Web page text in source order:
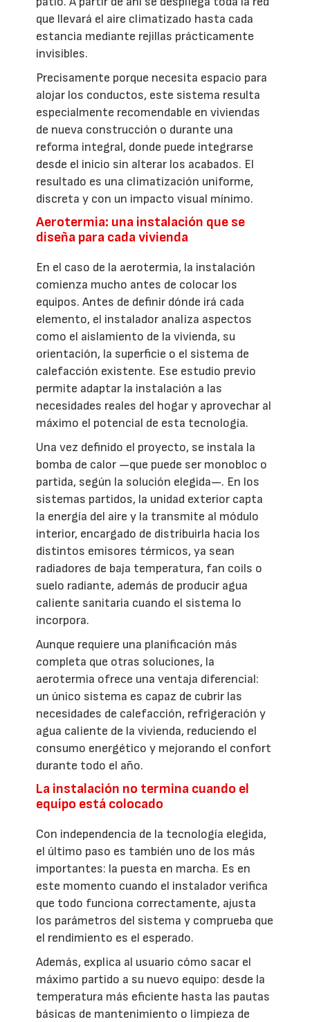
que llevará el aire climatizado hasta cada
estancia mediante rejillas prácticamente
invisibles.
Precisamente porque necesita espacio para
alojar los conductos, este sistema resulta
especialmente recomendable en viviendas
de nueva construcción o durante una
reforma integral, donde puede integrarse
desde el inicio sin alterar los acabados. El
resultado es una climatización uniforme,
discreta y con un impacto visual mínimo.
Aerotermia: una instalación que se
diseña para cada vivienda
En el caso de la aerotermia, la instalación
comienza mucho antes de colocar los
equipos. Antes de definir dónde irá cada
elemento, el instalador analiza aspectos
como el aislamiento de la vivienda, su
orientación, la superficie o el sistema de
calefacción existente. Ese estudio previo
permite adaptar la instalación a las
necesidades reales del hogar y aprovechar al
máximo el potencial de esta tecnología.
Una vez definido el proyecto, se instala la
bomba de calor —que puede ser monobloc o
partida, según la solución elegida—. En los
sistemas partidos, la unidad exterior capta
la energía del aire y la transmite al módulo
interior, encargado de distribuirla hacia los
distintos emisores térmicos, ya sean
radiadores de baja temperatura, fan coils o
suelo radiante, además de producir agua
caliente sanitaria cuando el sistema lo
incorpora.
Aunque requiere una planificación más
completa que otras soluciones, la
aerotermia ofrece una ventaja diferencial:
un único sistema es capaz de cubrir las
necesidades de calefacción, refrigeración y
agua caliente de la vivienda, reduciendo el
consumo energético y mejorando el confort
durante todo el año.
La instalación no termina cuando el
equipo está colocado
Con independencia de la tecnología elegida,
el último paso es también uno de los más
importantes: la puesta en marcha. Es en
este momento cuando el instalador verifica
que todo funciona correctamente, ajusta
los parámetros del sistema y comprueba que
el rendimiento es el esperado.
Además, explica al usuario cómo sacar el
máximo partido a su nuevo equipo: desde la
temperatura más eficiente hasta las pautas
básicas de mantenimiento o limpieza de